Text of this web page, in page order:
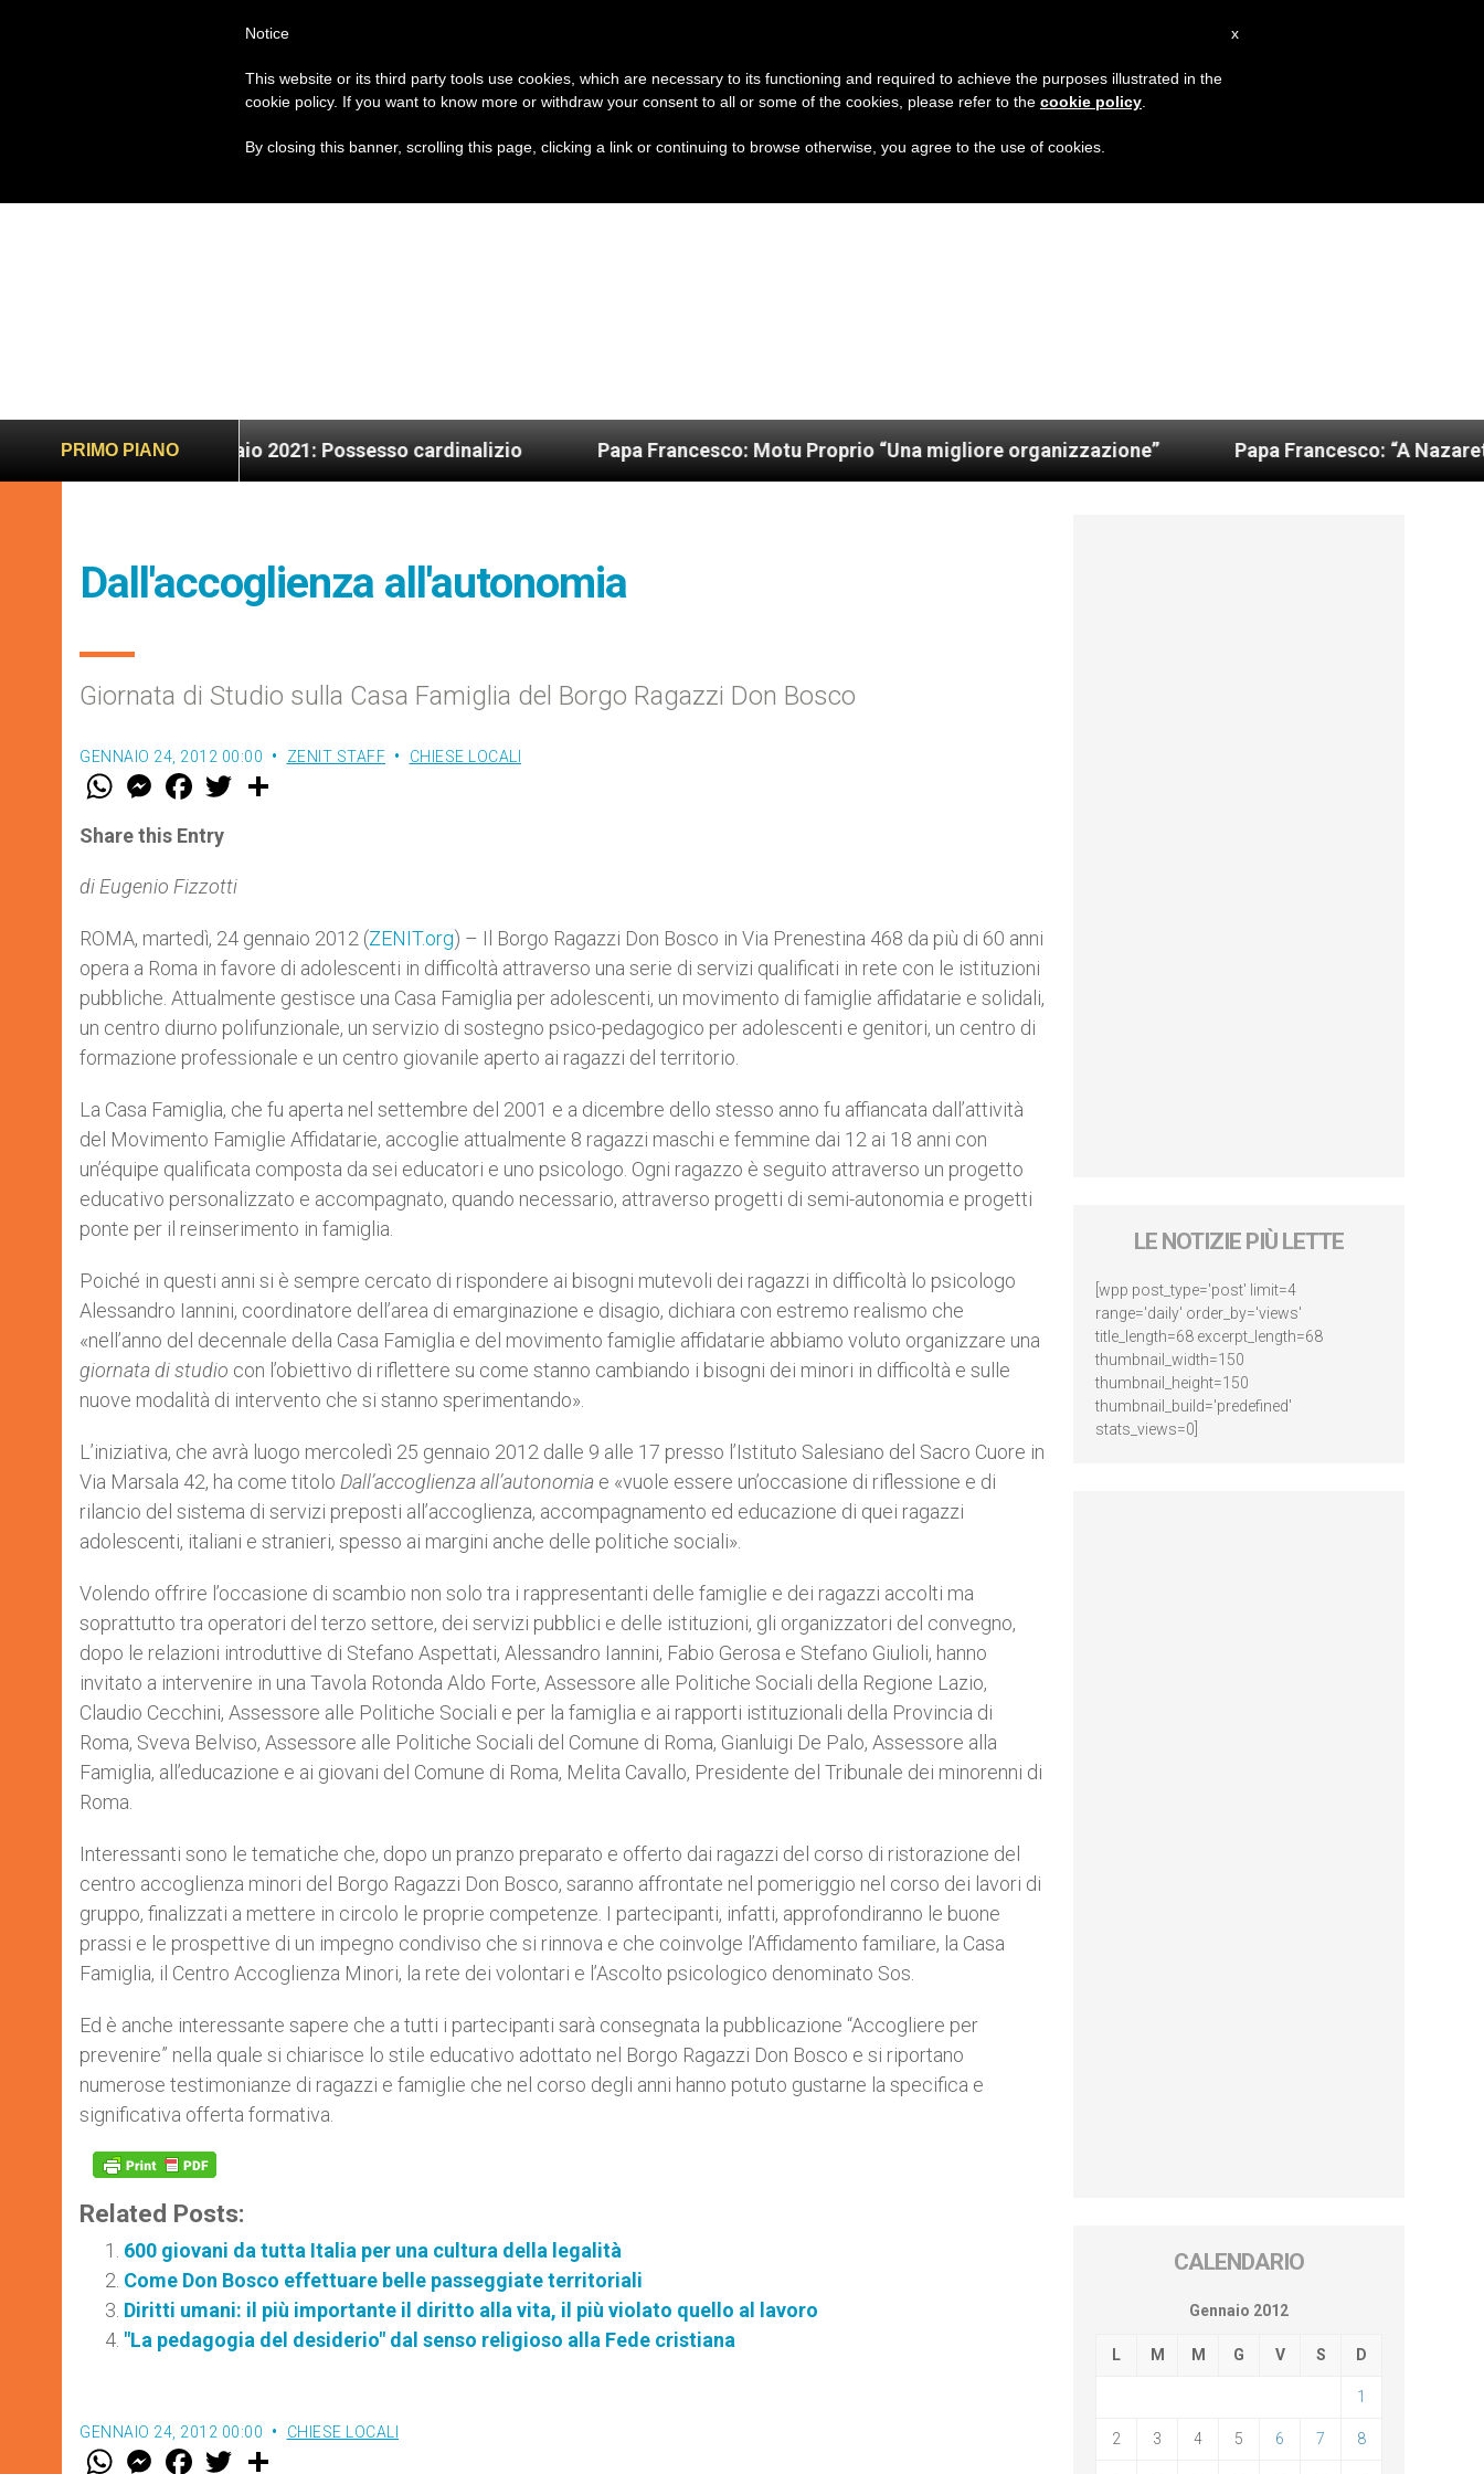
PRIMO PIANO
Lunedì 4 gennaio 2021: Possesso cardinalizio Papa Francesco: Motu Proprio “Una migliore organizzazione” Papa Francesco: “A Nazaret è
Dall'accoglienza all'autonomia
Giornata di Studio sulla Casa Famiglia del Borgo Ragazzi Don Bosco
GENNAIO 24, 2012 00:00 ZENIT STAFF CHIESE LOCALI
W
t
s
p
p
M
e
s
e
g
e
F
a
e
b
o
k
w
r
Share this Entry
di Eugenio Fizzotti
ROMA, martedì, 24 gennaio 2012 (ZENIT.org) – Il Borgo Ragazzi Don Bosco in Via Prenestina 468 da più di 60 anni
opera a Roma in favore di adolescenti in difficoltà attraverso una serie di servizi qualificati in rete con le istituzioni
pubbliche. Attualmente gestisce una Casa Famiglia per adolescenti, un movimento di famiglie affidatarie e solidali,
un centro diurno polifunzionale, un servizio di sostegno psico-pedagogico per adolescenti e genitori, un centro di
formazione professionale e un centro giovanile aperto ai ragazzi del territorio.
La Casa Famiglia, che fu aperta nel settembre del 2001 e a dicembre dello stesso anno fu affiancata dall’attività
del Movimento Famiglie Affidatarie, accoglie attualmente 8 ragazzi maschi e femmine dai 12 ai 18 anni con
un’équipe qualificata composta da sei educatori e uno psicologo. Ogni ragazzo è seguito attraverso un progetto
educativo personalizzato e accompagnato, quando necessario, attraverso progetti di semi-autonomia e progetti
ponte per il reinserimento in famiglia.
Poiché in questi anni si è sempre cercato di rispondere ai bisogni mutevoli dei ragazzi in difficoltà lo psicologo
Alessandro Iannini, coordinatore dell’area di emarginazione e disagio, dichiara con estremo realismo che
«nell’anno del decennale della Casa Famiglia e del movimento famiglie affidatarie abbiamo voluto organizzare una
giornata di studio con l’obiettivo di riflettere su come stanno cambiando i bisogni dei minori in difficoltà e sulle
nuove modalità di intervento che si stanno sperimentando».
L’iniziativa, che avrà luogo mercoledì 25 gennaio 2012 dalle 9 alle 17 presso l’Istituto Salesiano del Sacro Cuore in
Via Marsala 42, ha come titolo Dall’accoglienza all’autonomia e «vuole essere un’occasione di riflessione e di
rilancio del sistema di servizi preposti all’accoglienza, accompagnamento ed educazione di quei ragazzi
adolescenti, italiani e stranieri, spesso ai margini anche delle politiche sociali».
Volendo offrire l’occasione di scambio non solo tra i rappresentanti delle famiglie e dei ragazzi accolti ma
soprattutto tra operatori del terzo settore, dei servizi pubblici e delle istituzioni, gli organizzatori del convegno,
dopo le relazioni introduttive di Stefano Aspettati, Alessandro Iannini, Fabio Gerosa e Stefano Giulioli, hanno
invitato a intervenire in una Tavola Rotonda Aldo Forte, Assessore alle Politiche Sociali della Regione Lazio,
Claudio Cecchini, Assessore alle Politiche Sociali e per la famiglia e ai rapporti istituzionali della Provincia di
Roma, Sveva Belviso, Assessore alle Politiche Sociali del Comune di Roma, Gianluigi De Palo, Assessore alla
Famiglia, all’educazione e ai giovani del Comune di Roma, Melita Cavallo, Presidente del Tribunale dei minorenni di
Roma.
Interessanti sono le tematiche che, dopo un pranzo preparato e offerto dai ragazzi del corso di ristorazione del
centro accoglienza minori del Borgo Ragazzi Don Bosco, saranno affrontate nel pomeriggio nel corso dei lavori di
gruppo, finalizzati a mettere in circolo le proprie competenze. I partecipanti, infatti, approfondiranno le buone
prassi e le prospettive di un impegno condiviso che si rinnova e che coinvolge l’Affidamento familiare, la Casa
Famiglia, il Centro Accoglienza Minori, la rete dei volontari e l’Ascolto psicologico denominato Sos.
Ed è anche interessante sapere che a tutti i partecipanti sarà consegnata la pubblicazione “Accogliere per
prevenire” nella quale si chiarisce lo stile educativo adottato nel Borgo Ragazzi Don Bosco e si riportano
numerose testimonianze di ragazzi e famiglie che nel corso degli anni hanno potuto gustarne la specifica e
significativa offerta formativa.
Related Posts:
600 giovani da tutta Italia per una cultura della legalità
Come Don Bosco effettuare belle passeggiate territoriali
Diritti umani: il più importante il diritto alla vita, il più violato quello al lavoro
"La pedagogia del desiderio" dal senso religioso alla Fede cristiana
GENNAIO 24, 2012 00:00 CHIESE LOCALI
W M F
LE NOTIZIE PIÙ LETTE
[wpp post_type='post' limit=4
range='daily' order_by='views'
title_length=68 excerpt_length=68
thumbnail_width=150
thumbnail_height=150
thumbnail_build='predefined'
stats_views=0]
CALENDARIO
Gennaio 2012
L M M G V S D
1
2 3 4 5 6 7 8
x
Notice
This website or its third party tools use cookies, which are necessary to its functioning and required to achieve the purposes illustrated in the
cookie policy. If you want to know more or withdraw your consent to all or some of the cookies, please refer to the cookie policy
By closing this banner, scrolling this page, clicking a link or continuing to browse otherwise, you agree to the use of cookies.